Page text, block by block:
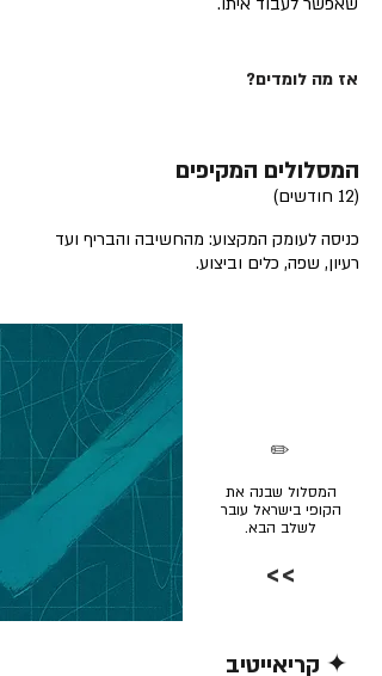
אז מה לומדים?
המסלולים המקיפים
(12 חודשים)
כניסה לעומק המקצוע: מהחשיבה והבריף ועד
רעיון, שפה, כלים וביצוע.
המסלול שבנה את
הקופי בישראל עובר
לשלב הבא.
✏️
>>
✦ קריאייטיב